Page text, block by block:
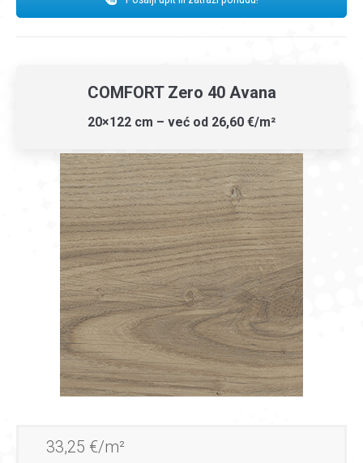
COMFORT Zero 40 Avana
20×122 cm – već od 26,60 €/m²
33,25 €/m²